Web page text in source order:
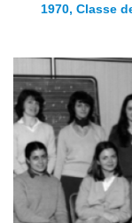
1970, Classe